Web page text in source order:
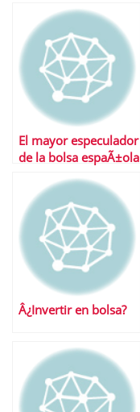
sobre seguro
El mayor especulador
de la bolsa espaÃ±ola
SOS
Â¿Invertir en bolsa?